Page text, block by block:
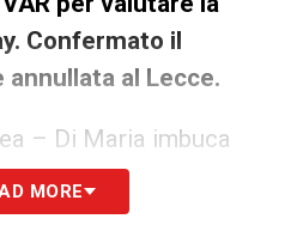
Confermato il
al Lecce.
– Di Maria imbuca
serbo controlla ma
l’area di rigore: tutto
MORE